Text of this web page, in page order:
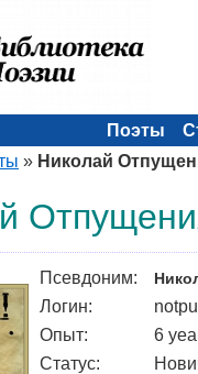
Поэты
» Николай
Псевдоним:
Логин:
Опыт:
6
Статус: